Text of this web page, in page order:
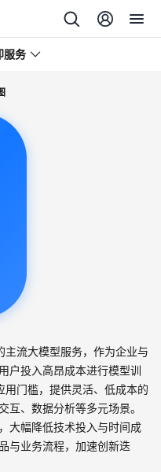
服务
流大模型服务，作为企业与
户投入高昂成本进行模型训
门槛，提供灵活、低成本的
互、数据分析等多元场景。
大幅降低技术投入与时间成
与业务流程，加速创新迭